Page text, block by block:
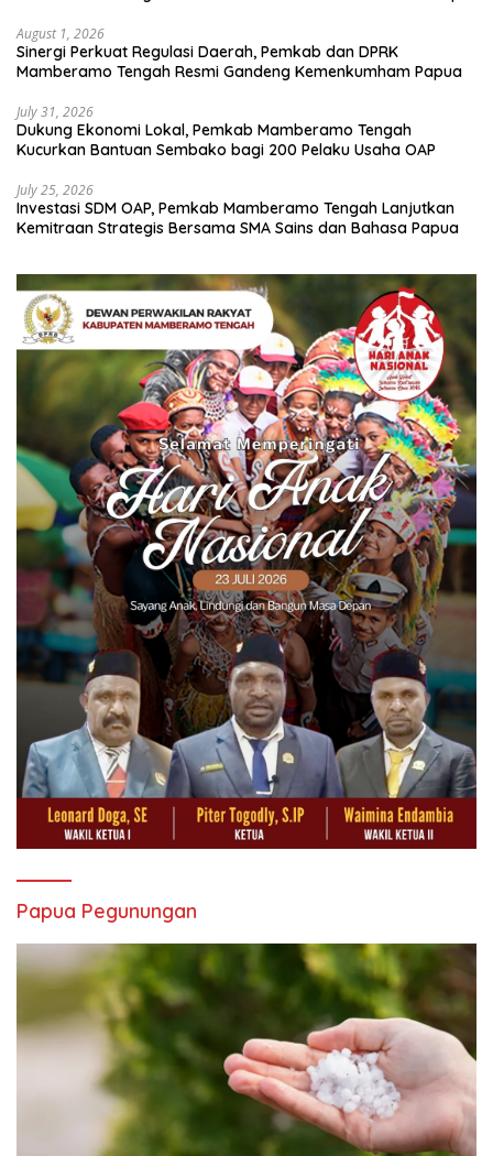
August 1, 2026
Sinergi Perkuat Regulasi Daerah, Pemkab dan DPRK
Mamberamo Tengah Resmi Gandeng Kemenkumham Papua
July 31, 2026
Dukung Ekonomi Lokal, Pemkab Mamberamo Tengah
Kucurkan Bantuan Sembako bagi 200 Pelaku Usaha OAP
July 25, 2026
Investasi SDM OAP, Pemkab Mamberamo Tengah Lanjutkan
Kemitraan Strategis Bersama SMA Sains dan Bahasa Papua
Papua Pegunungan